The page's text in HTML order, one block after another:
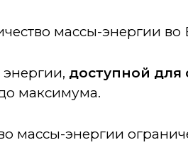
массы-энергии во
энергии, доступной
максимума.
массы-энергии